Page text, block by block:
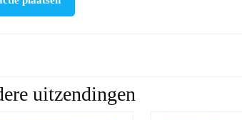
uitzendingen